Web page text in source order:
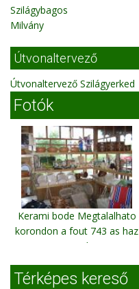
Szilágybagos
Milvány
Útvonaltervező
Útvonaltervező Szilágyerked
Fotók
Kerami bode Megtalalhato
korondon a fout 743 as haz
szam alat!
Térképes kereső